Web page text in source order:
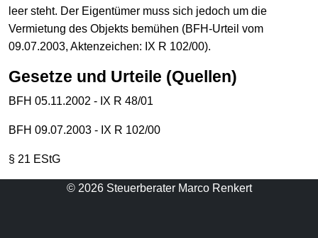
leer steht. Der Eigentümer muss sich jedoch um die
Vermietung des Objekts bemühen (BFH-Urteil vom
09.07.2003, Aktenzeichen: IX R 102/00).
Gesetze und Urteile (Quellen)
BFH 05.11.2002 - IX R 48/01
BFH 09.07.2003 - IX R 102/00
§ 21 EStG
© 2026 Steuerberater Marco Renkert